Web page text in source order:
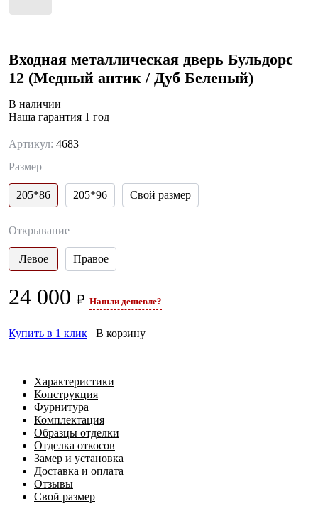
Входная металлическая дверь Бульдорс
12 (Медный антик / Дуб Беленый)
В наличии
Наша гарантия 1 год
Артикул: 4683
Размер
205*86 205*96 Свой размер
Открывание
Левое Правое
24 000 ₽ Нашли дешевле?
Купить в 1 клик В корзину
Характеристики
Конструкция
Фурнитура
Комплектация
Образцы отделки
Отделка откосов
Замер и установка
Доставка и оплата
Отзывы
Свой размер